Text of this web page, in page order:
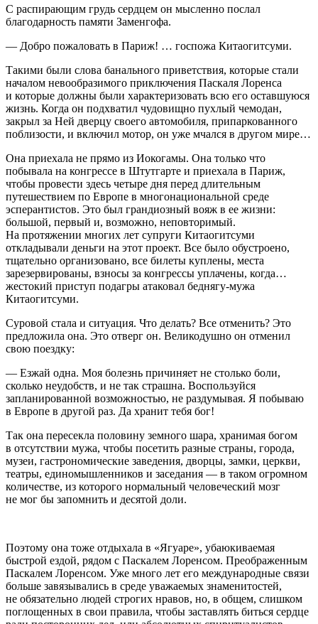
С распирающим грудь сердцем он мысленно послал
благодарность памяти Заменгофа.
— Добро пожаловать в Париж! … госпожа Китаогитсуми.
Такими были слова банального приветствия, которые стали
началом невообразимого приключения Паскаля Лоренса
и которые должны были характеризовать всю его оставшуюся
жизнь. Когда он подхватил чудовищно пухлый чемодан,
закрыл за Ней дверцу своего автомобиля, припаркованного
поблизости, и включил мотор, он уже мчался в другом мире…
Она приехала не прямо из Иокогамы. Она только что
побывала на конгрессе в Штутгарте и приехала в Париж,
чтобы провести здесь четыре дня перед длительным
путешествием по Европе в многонациональной среде
эсперантистов. Это был грандиозный вояж в ее жизни:
большой, первый и, возможно, неповторимый.
На протяжении многих лет супруги Китаогитсуми
откладывали деньги на этот проект. Все было обустроено,
тщательно организовано, все билеты куплены, места
зарезервированы, взносы за конгрессы уплачены, когда…
жестокий приступ подагры атаковал беднягу-мужа
Китаогитсуми.
Суровой стала и ситуация. Что делать? Все отменить? Это
предложила она. Это отверг он. Великодушно он отменил
свою поездку:
— Езжай одна. Моя болезнь причиняет не столько боли,
сколько неудобств, и не так страшна. Воспользуйся
запланированной возможностью, не раздумывая. Я побываю
в Европе в другой раз. Да хранит тебя бог!
Так она пересекла половину земного шара, хранимая богом
в отсутствии мужа, чтобы посетить разные страны, города,
музеи, гастрономические заведения, дворцы, замки, церкви,
театры, единомышленников и заседания — в таком огромном
количестве, из которого нормальный человеческий мозг
не мог бы запомнить и десятой доли.
Поэтому она тоже отдыхала в «Ягуаре», убаюкиваемая
быстрой ездой, рядом с Паскалем Лоренсом. Преображенным
Паскалем Лоренсом. Уже много лет его международные связи
больше завязывались в среде уважаемых знаменитостей,
не обязательно людей строгих нравов, но, в общем, слишком
поглощенных в свои правила, чтобы заставлять биться сердце